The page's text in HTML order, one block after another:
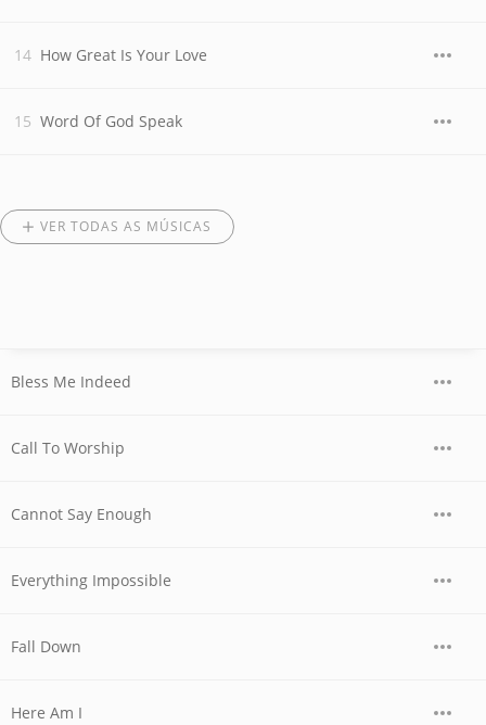
How Great Is Your Love
Word Of God Speak
VER TODAS AS MÚSICAS
Bless Me Indeed
Call To Worship
Cannot Say Enough
Everything Impossible
Fall Down
Here Am I